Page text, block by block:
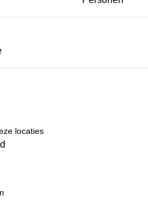
locaties